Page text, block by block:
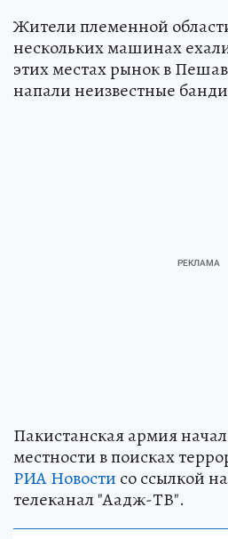
Жители племенной
нескольких машинах
этих местах рынок в
напали неизвестные
Пакистанская армия
местности в поисках
РИА Новости со ссылкой
телеканал "Аадж-ТВ".